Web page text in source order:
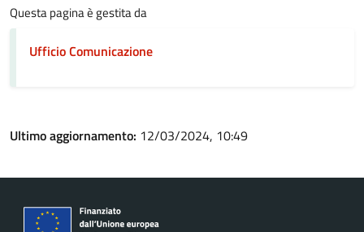
Questa pagina è gestita da
Ufficio Comunicazione
Ultimo aggiornamento: 12/03/2024, 10:49